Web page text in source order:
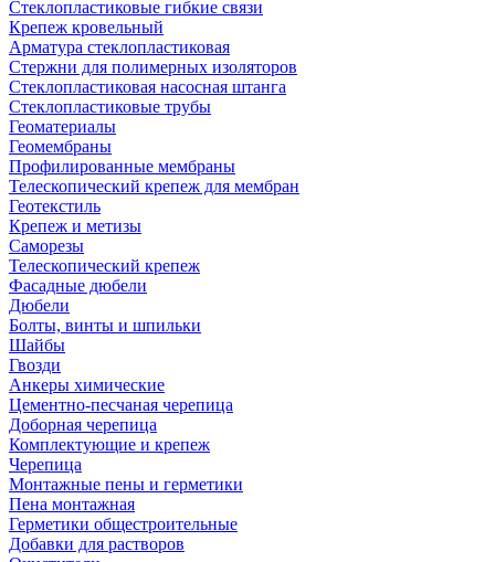
Стеклопластиковые гибкие связи
Крепеж кровельный
Арматура стеклопластиковая
Стержни для полимерных изоляторов
Стеклопластиковая насосная штанга
Стеклопластиковые трубы
Геоматериалы
Геомембраны
Профилированные мембраны
Телескопический крепеж для мембран
Геотекстиль
Крепеж и метизы
Саморезы
Телескопический крепеж
Фасадные дюбели
Дюбели
Болты, винты и шпильки
Шайбы
Гвозди
Анкеры химические
Цементно-песчаная черепица
Доборная черепица
Комплектующие и крепеж
Черепица
Монтажные пены и герметики
Пена монтажная
Герметики общестроительные
Добавки для растворов